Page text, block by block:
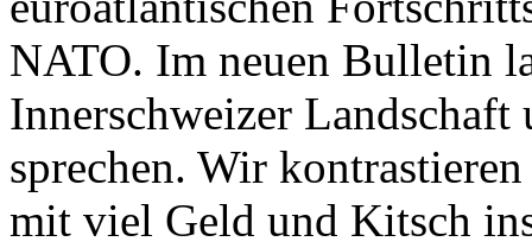
NATO. Im neuen Bulletin
Innerschweizer
sprechen. Wir
mit viel Geld und Kitsch